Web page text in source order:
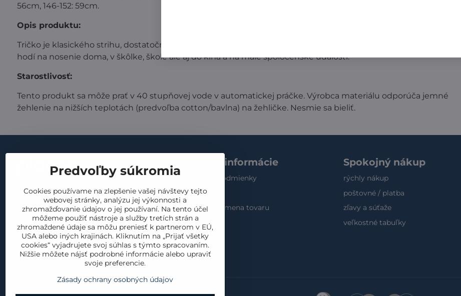
56cm, 146-152: 59cm.
Opis produktu:
Tričko je klasického strihu, dostatočne dlhé, aby zakrilo celý chrbát. Okolo ramien je zaisťovací steh. Toto tričko sa
hodí na nosenie doma, v škôlke, škole ale aj do kina a na malé spoločenské udalosti.
Starostlivosť:
Tento produkt sa môže prať v 40 stupňovej vode v automatickej práčke. Výrobca materiálu odporúča jemné
žehlenie na nižších teplotách (predvoľba cotton/bavlna) na žehličke. Nesmie sa bieliť.
kontakt
náš príbeh
materiály
produkty
blog
Dôležité informácie
obchodné podmienky
GDPR
vrátenie a výmena tovaru
reklamácia
cookies
Spokojný nákup
rýchly nákup
poštovné / platba
zľavy a súťaže
veľkostné tabuľky
Predvoľby súkromia
Cookies používame na zlepšenie vašej návštevy tejto
webovej stránky, analýzu jej výkonnosti a
zhromažďovanie údajov o jej používaní. Na tento účel
môžeme použiť nástroje a služby tretích strán a
zhromaždené údaje sa môžu preniesť k partnerom v EÚ,
USA alebo iných krajinách. Kliknutím na „Prijať všetky
cookies“ vyjadrujete svoj súhlas s týmto spracovaním.
Nižšie môžete nájsť podrobné informácie alebo upraviť
svoje preferencie.
Zásady ochrany osobných údajov